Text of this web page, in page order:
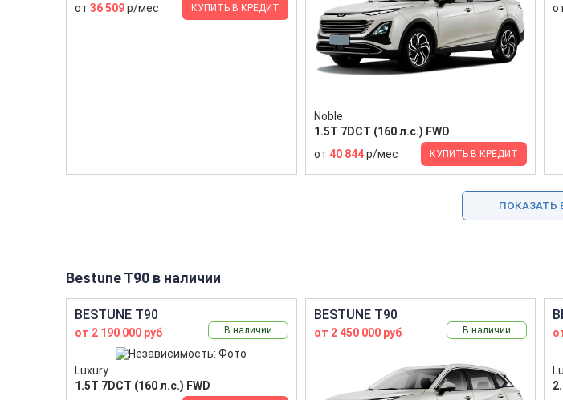
от 36 509р/мес КУПИТЬ В КРЕДИТ
Noble
1.5T 7DCT (160 л.с.) FWD
от 40 844р/мес КУПИТЬ В КРЕДИТ
ПОКАЗАТЬ
Bestune T90 в наличии
BESTUNE T90
от 2 190 000 руб В наличии
Luxury
1.5T 7DCT (160 л.с.) FWD
BESTUNE T90
от 2 450 000 руб В наличии